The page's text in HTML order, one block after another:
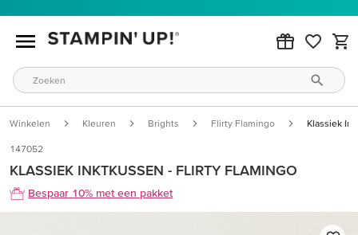
Winkelen Kleuren Brights Flirty Flamingo Klassiek
147052
KLASSIEK INKTKUSSEN - FLIRTY FLAMINGO
Bespaar 10% met een pakket